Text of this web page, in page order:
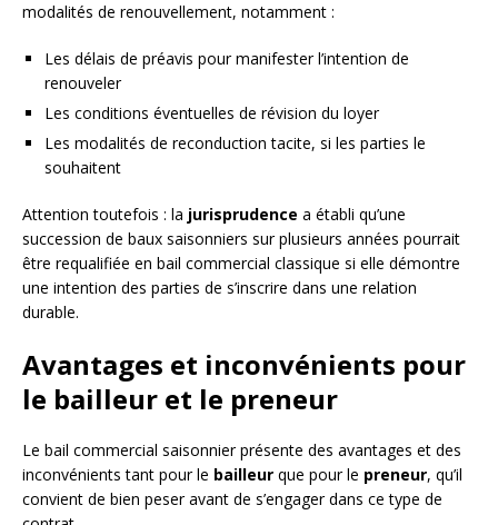
modalités de renouvellement, notamment :
Les délais de préavis pour manifester l’intention de
renouveler
Les conditions éventuelles de révision du loyer
Les modalités de reconduction tacite, si les parties le
souhaitent
Attention toutefois : la jurisprudence a établi qu’une
succession de baux saisonniers sur plusieurs années pourrait
être requalifiée en bail commercial classique si elle démontre
une intention des parties de s’inscrire dans une relation
durable.
Avantages et inconvénients pour
le bailleur et le preneur
Le bail commercial saisonnier présente des avantages et des
inconvénients tant pour le bailleur que pour le preneur, qu’il
convient de bien peser avant de s’engager dans ce type de